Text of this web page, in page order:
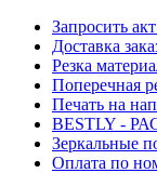
Запросить
Доставка
Резка
Поперечная
Печать на
BESTLY -
Зеркальные
Оплата по